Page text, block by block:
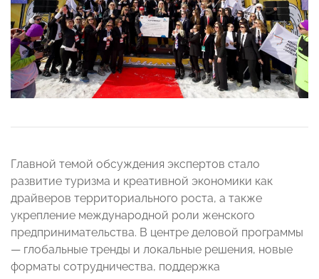
Главной темой обсуждения экспертов стало
развитие туризма и креативной экономики как
драйверов территориального роста, а также
укрепление международной роли женского
предпринимательства. В центре деловой программы
— глобальные тренды и локальные решения, новые
форматы сотрудничества, поддержка